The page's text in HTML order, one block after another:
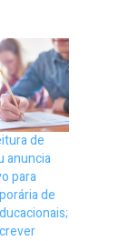
de
anuncia
para
de